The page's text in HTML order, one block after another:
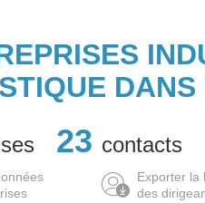
23 contacts
Exporter la
des